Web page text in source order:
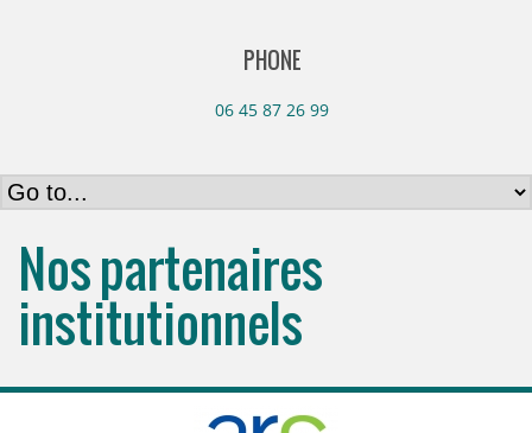
PHONE
06 45 87 26 99
Nos partenaires
institutionnels